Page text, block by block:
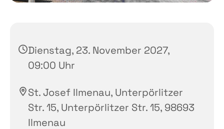
Dienstag, 23. November 2027,
09:00 Uhr
St. Josef Ilmenau, Unterpörlitzer
Str. 15, Unterpörlitzer Str. 15, 98693
Ilmenau